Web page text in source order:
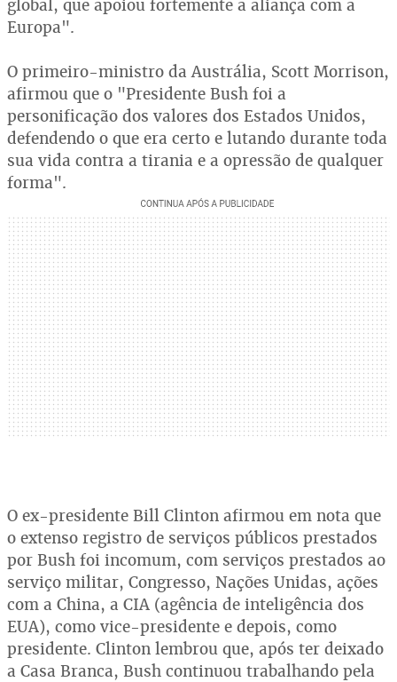
global, que apoiou fortemente a aliança com a
Europa".
O primeiro-ministro da Austrália, Scott Morrison,
afirmou que o "Presidente Bush foi a
personificação dos valores dos Estados Unidos,
defendendo o que era certo e lutando durante toda
sua vida contra a tirania e a opressão de qualquer
forma".
O ex-presidente Bill Clinton afirmou em nota que
o extenso registro de serviços públicos prestados
por Bush foi incomum, com serviços prestados ao
serviço militar, Congresso, Nações Unidas, ações
com a China, a CIA (agência de inteligência dos
EUA), como vice-presidente e depois, como
presidente. Clinton lembrou que, após ter deixado
a Casa Branca, Bush continuou trabalhando pela